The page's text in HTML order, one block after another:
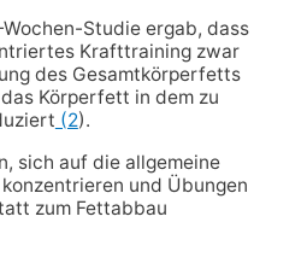
Studie ergab, dass
Krafttraining zwar
des Gesamtkörperfetts
Körperfett in dem zu
(2).
sich auf die allgemeine
und Übungen
zum Fettabbau